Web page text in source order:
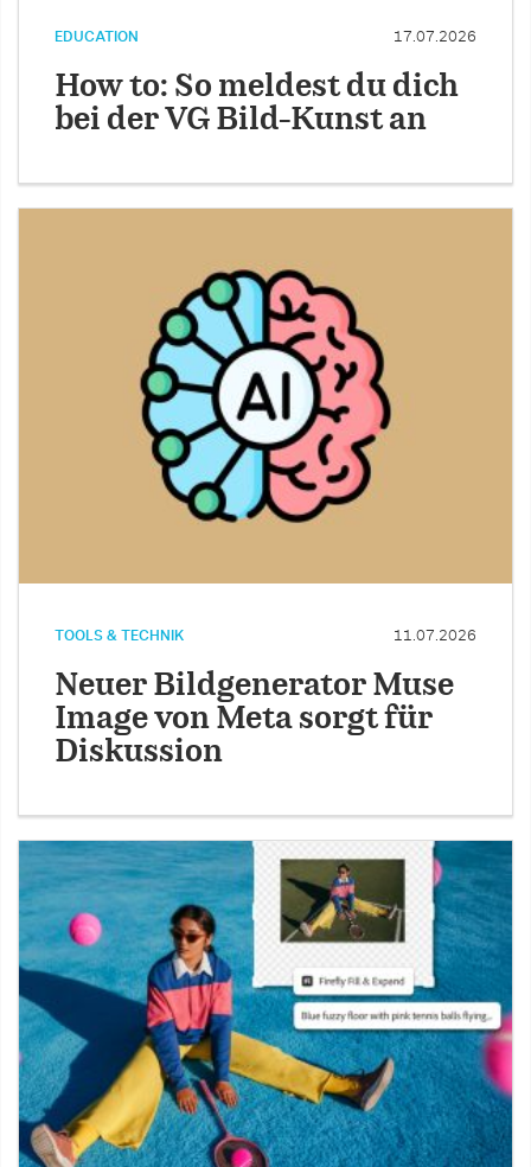
EDUCATION 17.07.2026
How to: So meldest du dich
bei der VG Bild-Kunst an
TOOLS & TECHNIK 11.07.2026
Neuer Bildgenerator Muse
Image von Meta sorgt für
Diskussion